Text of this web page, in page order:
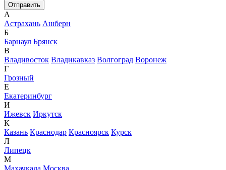
А
Астрахань Ашберн
Б
Барнаул Брянск
В
Владивосток Владикавказ Волгоград Воронеж
Г
Грозный
Е
Екатеринбург
И
Ижевск Иркутск
К
Казань Краснодар Красноярск Курск
Л
Липецк
М